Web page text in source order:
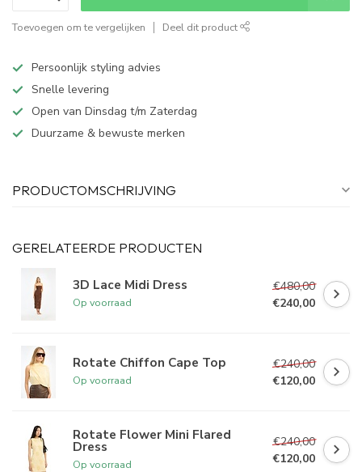
Toevoegen om te vergelijken Deel dit product
Persoonlijk styling advies
Snelle levering
Open van Dinsdag t/m Zaterdag
Duurzame & bewuste merken
PRODUCTOMSCHRIJVING
GERELATEERDE PRODUCTEN
3D Lace Midi Dress
Op voorraad
€480,00
€240,00
Rotate Chiffon Cape Top
Op voorraad
€240,00
€120,00
Rotate Flower Mini Flared
Dress
Op voorraad
€240,00
€120,00